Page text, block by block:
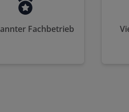
Fachbetrieb